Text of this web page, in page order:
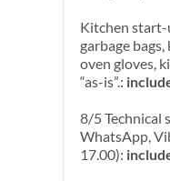
Kitchen start-
garbage
oven gloves,
“as-is”.:
8/5 Technical
WhatsApp,
17.00):